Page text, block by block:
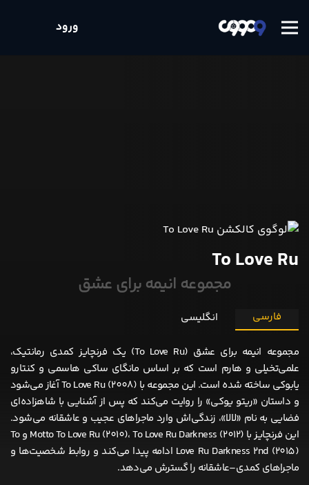
ورود
To Love Ru
مجموعه انیمه برای عشق
فارسی انگلیسی
مجموعه انیمه برای عشق (To Love Ru) یک فرنچایز کمدی رمانتیک،
علمی‌تخیلی و هارم است که بر اساس مانگای ساکی هاسمی و کنتارو
یابوکی ساخته شده است. این مجموعه با To Love Ru (2008) آغاز می‌شود
و داستان «ریتو یوکی» را روایت می‌کند که پس از آشنایی با شاهزاده‌ای
فضایی به نام «لالا»، زندگی‌اش وارد ماجراهای عجیب و عاشقانه می‌شود.
این فرنچایز با Motto To Love Ru (2010)، To Love Ru Darkness (2012) و To
Love Ru Darkness 2nd (2015) ادامه پیدا می‌کند و روابط شخصیت‌ها و
ماجراهای کمدی–عاشقانه را گسترش می‌دهد.